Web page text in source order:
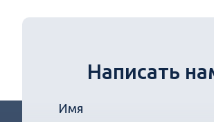
Имя
Написать